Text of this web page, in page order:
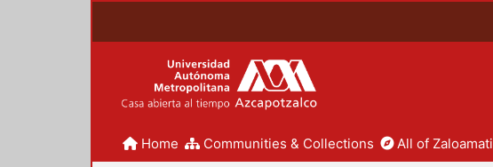
Home Communities & Collections All of Zaloamati